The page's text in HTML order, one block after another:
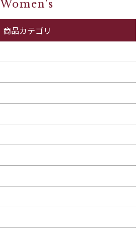
Women's
商品カテゴリ